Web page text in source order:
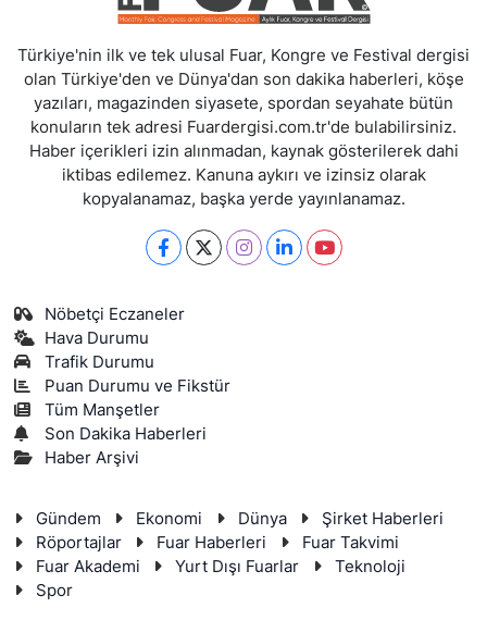
Türkiye'nin ilk ve tek ulusal Fuar, Kongre ve Festival dergisi
olan Türkiye'den ve Dünya'dan son dakika haberleri, köşe
yazıları, magazinden siyasete, spordan seyahate bütün
konuların tek adresi Fuardergisi.com.tr'de bulabilirsiniz.
Haber içerikleri izin alınmadan, kaynak gösterilerek dahi
iktibas edilemez. Kanuna aykırı ve izinsiz olarak
kopyalanamaz, başka yerde yayınlanamaz.
Nöbetçi Eczaneler
Hava Durumu
Trafik Durumu
Puan Durumu ve Fikstür
Tüm Manşetler
Son Dakika Haberleri
Haber Arşivi
Gündem Ekonomi Dünya
Şirket Haberleri
Röportajlar
Fuar Haberleri
Fuar Takvimi
Fuar Akademi
Yurt Dışı Fuarlar
Teknoloji
Spor